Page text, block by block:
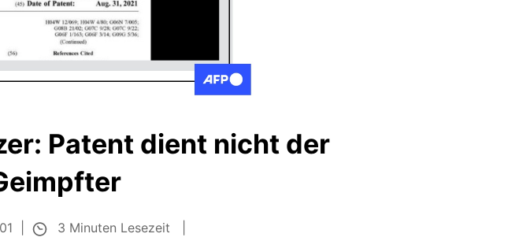
Patent dient nicht der
3 Minuten Lesezeit